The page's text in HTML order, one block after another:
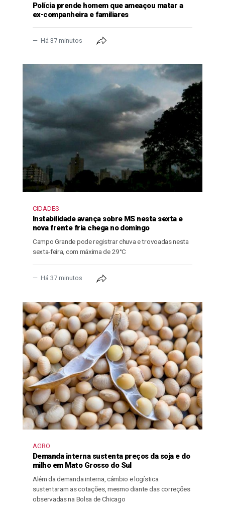
Polícia prende homem que ameaçou matar a
ex-companheira e familiares
Há 37 minutos
CIDADES
Instabilidade avança sobre MS nesta sexta e
nova frente fria chega no domingo
Campo Grande pode registrar chuva e trovoadas nesta
sexta-feira, com máxima de 29°C
Há 37 minutos
AGRO
Demanda interna sustenta preços da soja e do
milho em Mato Grosso do Sul
Além da demanda interna, câmbio e logística
sustentaram as cotações, mesmo diante das correções
observadas na Bolsa de Chicago